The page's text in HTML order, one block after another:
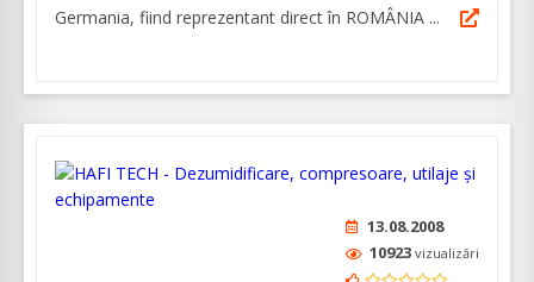
Germania, fiind reprezentant direct în ROMÂNIA ...
13.08.2008
10923 vizualizări